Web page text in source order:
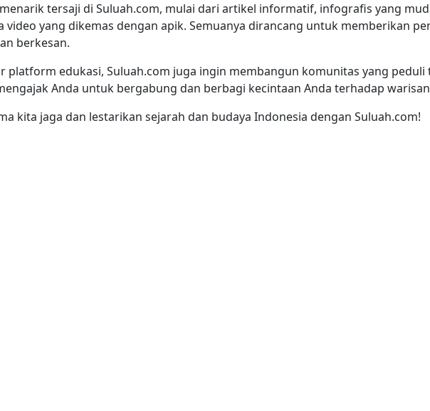
tersaji di Suluah.com, mulai dari artikel informatif, infografis yang
video yang dikemas dengan apik. Semuanya dirancang untuk memberikan
berkesan.
platform edukasi, Suluah.com juga ingin membangun komunitas yang
Anda untuk bergabung dan berbagi kecintaan Anda terhadap
kita jaga dan lestarikan sejarah dan budaya Indonesia dengan Suluah.com!